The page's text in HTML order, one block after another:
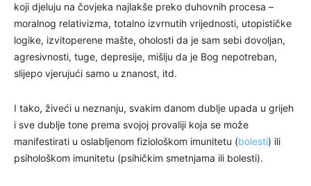
koji djeluju na čovjeka najlakše preko duhovnih procesa –
moralnog relativizma, totalno izvrnutih vrijednosti, utopističke
logike, izvitoperene mašte, oholosti da je sam sebi dovoljan,
agresivnosti, tuge, depresije, mišlju da je Bog nepotreban,
slijepo vjerujući samo u znanost, itd.
I tako, živeći u neznanju, svakim danom dublje upada u grijeh
i sve dublje tone prema svojoj provaliji koja se može
manifestirati u oslabljenom fiziološkom imunitetu (bolesti) ili
psihološkom imunitetu (psihičkim smetnjama ili bolesti).